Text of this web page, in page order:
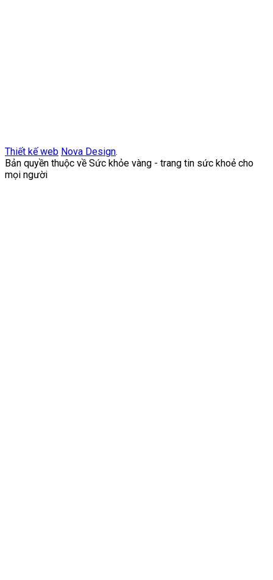
Thiết kế web Nova Design.
Bản quyền thuộc về Sức khỏe vàng - trang tin sức khoẻ cho
mọi người